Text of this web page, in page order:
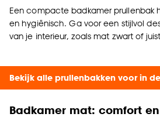
Een compactebadkamer prullenbak
en hygiënisch. Ga voor een stijlvol
van je interieur, zoals mat zwart of
Bekijk alle prullenbakken voor in
Badkamer mat: comfort